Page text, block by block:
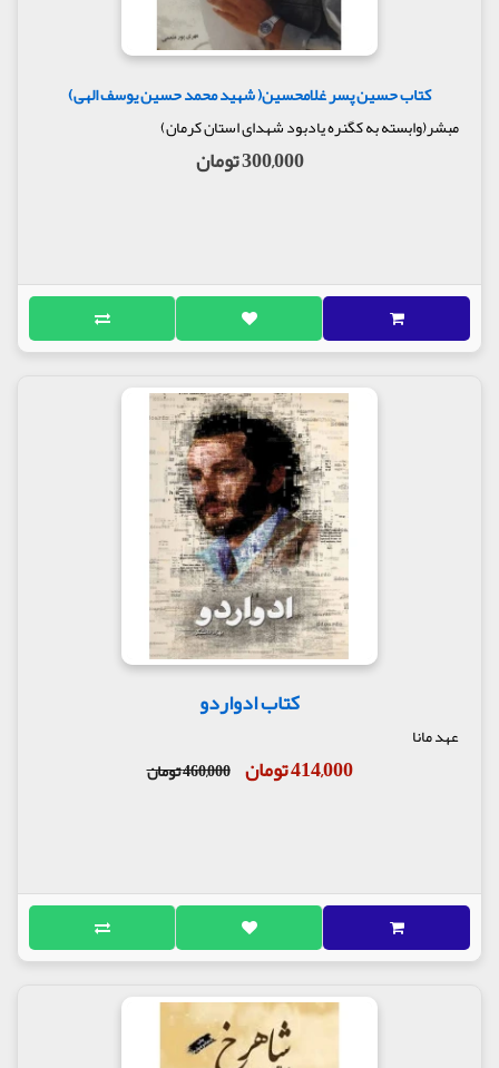
کتاب حسین پسر غلامحسین( شهید محمد حسین یوسف الهی)
مبشر(وابسته به کگنره یادبود شهدای استان کرمان)
300,000 تومان
کتاب ادواردو
عهد مانا
414,000 تومان 460,000 تومان